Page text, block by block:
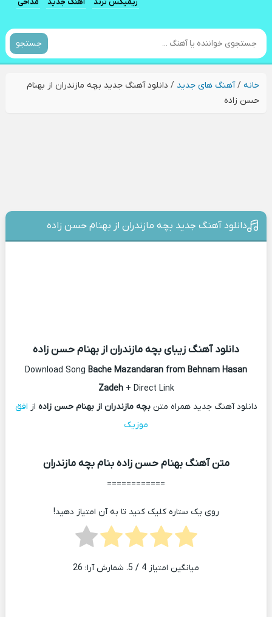
جستجو
خانه/آهنگ های جدید / دانلود آهنگ جدید بچه مازندران از بهنام
حسن زاده
دانلود آهنگ جدید بچه مازندران از بهنام حسن زاده
دانلود آهنگ زیبای بچه مازندران از بهنام حسن زاده
Download Song Bache Mazandaran from Behnam Hasan
Zadeh+ Direct Link
دانلود آهنگ جدید همراه متنبچه مازندران از بهنام حسن زاده از افق
موزیک
متن آهنگ بهنام حسن زاده بنام بچه مازندران
============
روی یک ستاره کلیک کنید تا به آن امتیاز دهید!
میانگین امتیاز 4 / 5. شمارش آرا: 26